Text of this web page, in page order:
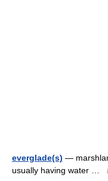
everglade(s) —
usually having water …